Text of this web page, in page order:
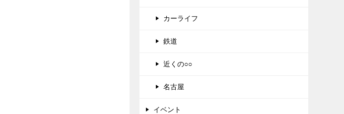
カーライフ
鉄道
近くの○○
名古屋
イベント